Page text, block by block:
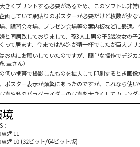
きくプリントする必要があるため、このソフトは非
画していて駅貼りのポスターが必要だけど枚数が少
、講習会々場、プレゼン会場等の案内板などに最適
と同居致しておりまして、孫3人上男の子5歳次女の
って居ます、今まではA4迄が精一杯でしたが巨大プ
お店にお願いしていたのですが、簡単な操作でデジ
圭さん）
低い携帯で撮影したものを拡大して印刷するとき画
ポスター表示が頻繁にあったのですが、これなら使
真や私のパラグライダーの写真を大きくしてカレン
さん）
作で画像を大きく印刷でき、価格も安いので大変良
のプリンタを買うか悩んでいましたがこのソフトで掲
のまま使用出来て満足しています、両面テープで貼
い、分かりやすい、バリエーションが豊富でとても
11
10 (32ビット/64ビット版)